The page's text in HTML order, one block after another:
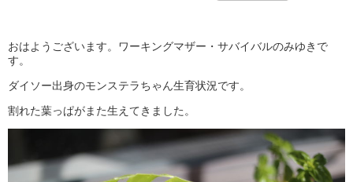
おはようございます。ワーキングマザー・サバイバルのみゆきで
す。
ダイソー出身のモンステラちゃん生育状況です。
割れた葉っぱがまた生えてきました。